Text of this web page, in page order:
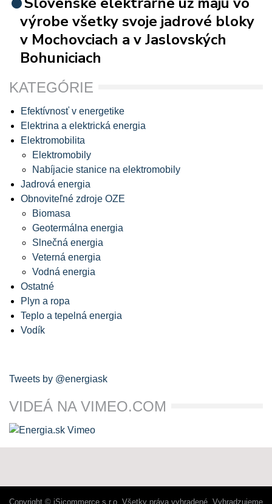
výrobe všetky svoje jadrové bloky
v Mochovciach a v Jaslovských
Bohuniciach
KATEGÓRIE
Efektívnosť v energetike
Elektrina a elektrická energia
Elektromobilita
Elektromobily
Nabíjacie stanice na elektromobily
Jadrová energia
Obnoviteľné zdroje OZE
Biomasa
Geotermálna energia
Slnečná energia
Veterná energia
Vodná energia
Ostatné
Plyn a ropa
Teplo a tepelná energia
Vodík
Tweets by @energiask
VIDEÁ NA VIMEO.COM
Copyright © iSicommerce s.r.o. Všetky práva vyhradené. Vyhradzujeme